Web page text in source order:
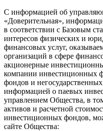
С информацией об
«Доверительная»,
в соответствии с Базовым
интересов физических и
финансовых услуг,
организаций в сфере
акционерные
компании инвестиционных
фондов и
информацией о паевых
управлением Общества, в
активов и расчетной
инвестиционных фондов,
сайте Общества: